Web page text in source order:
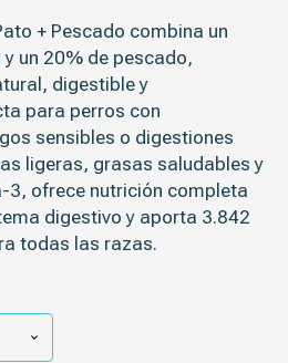
+ Pescado combina un
y un 20% de pescado,
digestible y
para perros con
sensibles o digestiones
ligeras, grasas saludables y
3, ofrece nutrición completa
digestivo y aporta 3.842
todas las razas.